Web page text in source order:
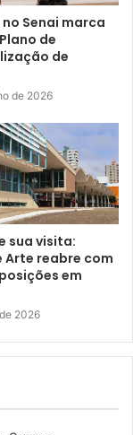
Senai marca
de
de
de 2026
sua visita:
Arte reabre com
em
2026